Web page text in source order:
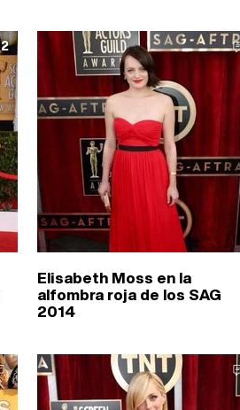
2
Elisabeth Moss en la
alfombra roja de los SAG
2014